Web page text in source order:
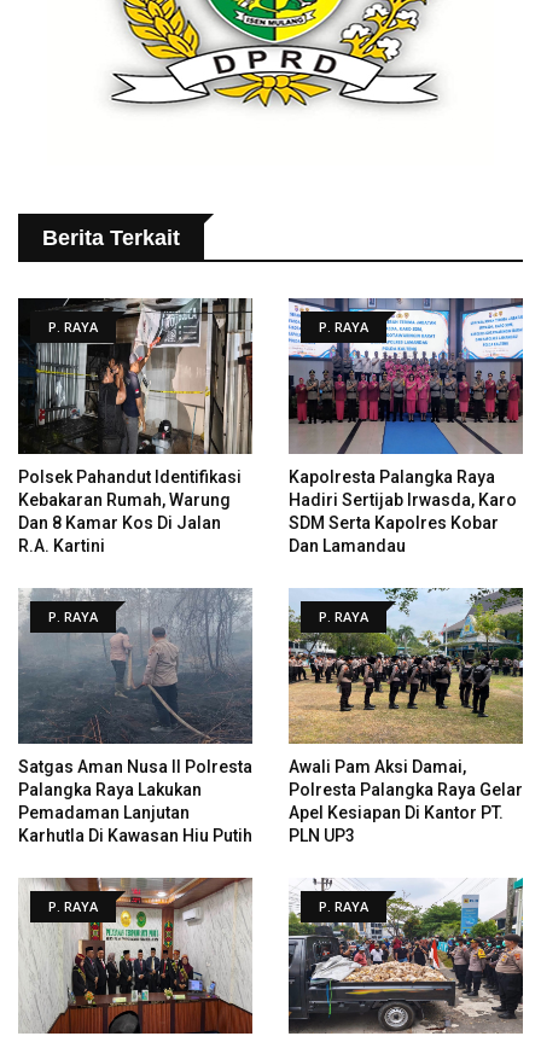
Berita Terkait
P. RAYA
Polsek Pahandut Identifikasi
Kebakaran Rumah, Warung
Dan 8 Kamar Kos Di Jalan
R.A. Kartini
P. RAYA
Kapolresta Palangka Raya
Hadiri Sertijab Irwasda, Karo
SDM Serta Kapolres Kobar
Dan Lamandau
P. RAYA
Satgas Aman Nusa II Polresta
Palangka Raya Lakukan
Pemadaman Lanjutan
Karhutla Di Kawasan Hiu Putih
P. RAYA
Awali Pam Aksi Damai,
Polresta Palangka Raya Gelar
Apel Kesiapan Di Kantor PT.
PLN UP3
P. RAYA P. RAYA